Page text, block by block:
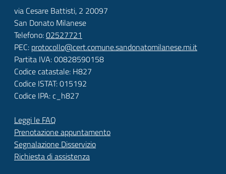
via Cesare Battisti, 2 20097
San Donato Milanese
Telefono:02527721
PEC: protocollo@cert.comune.sandonatomilanese.mi.it
Partita IVA: 00828590158
Codice catastale: H827
Codice ISTAT: 015192
Codice IPA: c_h827
Leggi le FAQ
Prenotazione appuntamento
Segnalazione Disservizio
Richiesta di assistenza